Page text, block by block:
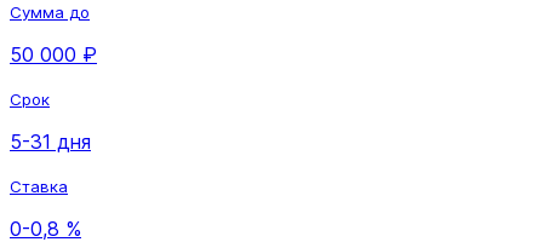
Сумма до
50 000 ₽
Срок
5-31 дня
Ставка
0-0,8 %